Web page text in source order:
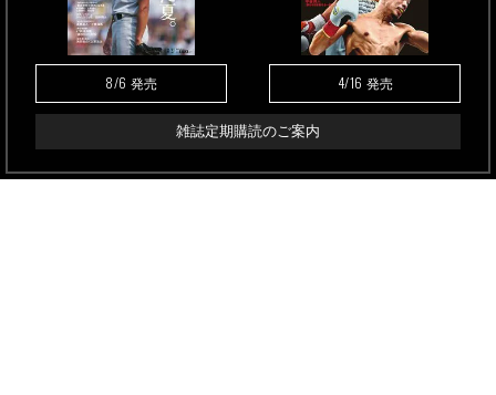
8/6 発売 4/16 発売
雑誌定期購読のご案内